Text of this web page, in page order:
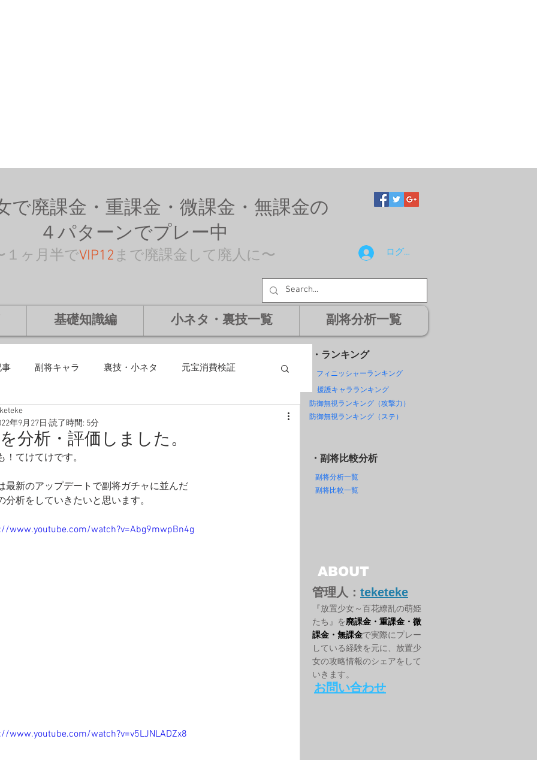
で廃課金・重課金・微課金・無課金の
４パターンでプレー中
１ヶ月半でVIP12 まで廃課金して廃人に〜 ログイン
基礎知識編 小ネタ・裏技一覧 副将分析一覧
事 副将キャラ 裏技・小ネタ 元宝消費検証
金編
交換副将 ランキング
分析・評価しました。
年9月27日 読了時間: 5分
！てけてけです。
最新のアップデートで副将ガチャに並んだ
分析をしていきたいと思います。
www.youtube.com/watch?v=Abg9mwpBn4g
www.youtube.com/watch?v=v5LJNLADZx8
フィニッシャーランキング
援護キャラランキング
防御無視ランキング（攻撃力）
防御無視ランキング（ステ）
・ランキング
副将分析一覧
副将比較一覧
・副将比較分析
お問い合わせ
ABOUT
管理人： teketeke
『放置少女～百花繚乱の萌姫
たち』を廃課金・重課金・微
課金・無課金で実際にプレー
している経験を元に、放置少
女の攻略情報のシェアをして
いきます。